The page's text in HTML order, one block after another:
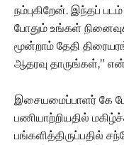
நம்புகிறேன். இந்தப் படம்
போதும் உங்கள்
மூன்றாம் தேதி
ஆதரவு தாருங்கள்,”
இசையமைப்பாளர் கே
பணியாற்றியதில்
பங்களித்திருப்பதில்